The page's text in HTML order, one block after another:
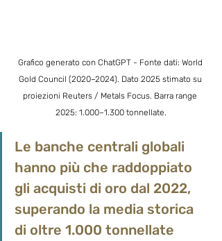
Grafico generato con ChatGPT - Fonte dati: World
Gold Council (2020–2024). Dato 2025 stimato su
proiezioni Reuters / Metals Focus. Barra range
2025: 1.000–1.300 tonnellate.
Le banche centrali globali
hanno più che raddoppiato
gli acquisti di oro dal 2022,
superando la media storica
di oltre 1.000 tonnellate